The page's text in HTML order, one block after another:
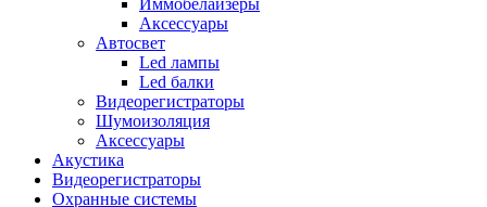
Иммобелайзеры
Аксессуары
Автосвет
Led лампы
Led балки
Видеорегистраторы
Шумоизоляция
Аксессуары
Акустика
Видеорегистраторы
Охранные системы